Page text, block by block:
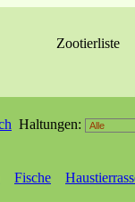
Zootierliste
Haltungen:
Fische